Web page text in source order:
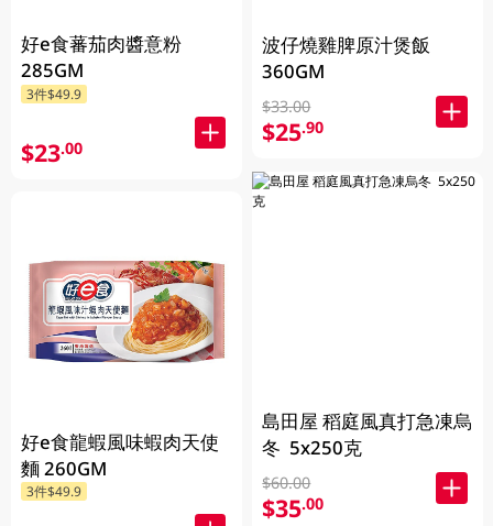
好e食蕃茄肉醬意粉
285GM
3件$49.9
$23.00
好e食龍蝦風味蝦肉天使
麵 260GM
3件$49.9
波仔燒雞脾原汁煲飯
360GM
$33.00
$25.90
島田屋 稻庭風真打急凍烏
冬 5x250克
$60.00
$35.00